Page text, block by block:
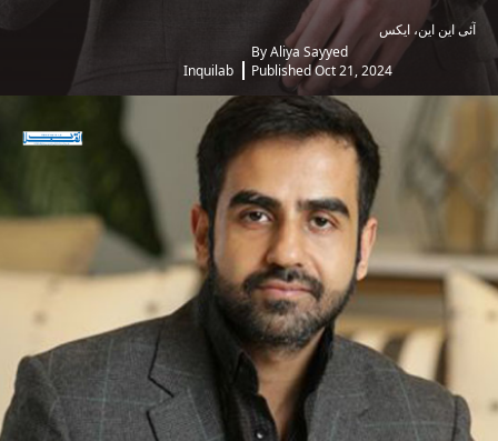
آئی این این، ایکس
Inquilab
By Aliya Sayyed
Published Oct 21, 2024